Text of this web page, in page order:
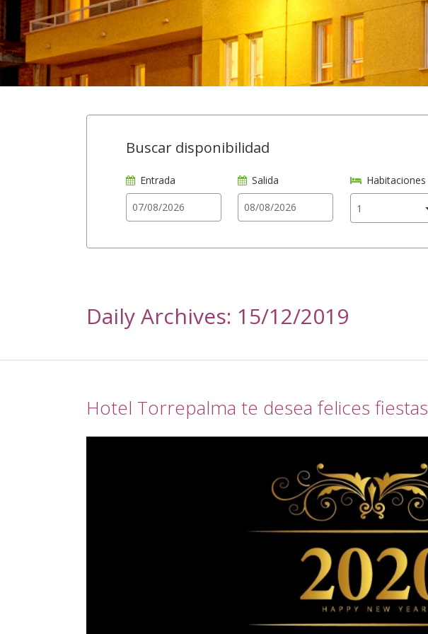
Buscar disponibilidad
Entrada Salida Habitaciones
Daily Archives: 15/12/2019
Hotel Torrepalma te desea felices fiestas